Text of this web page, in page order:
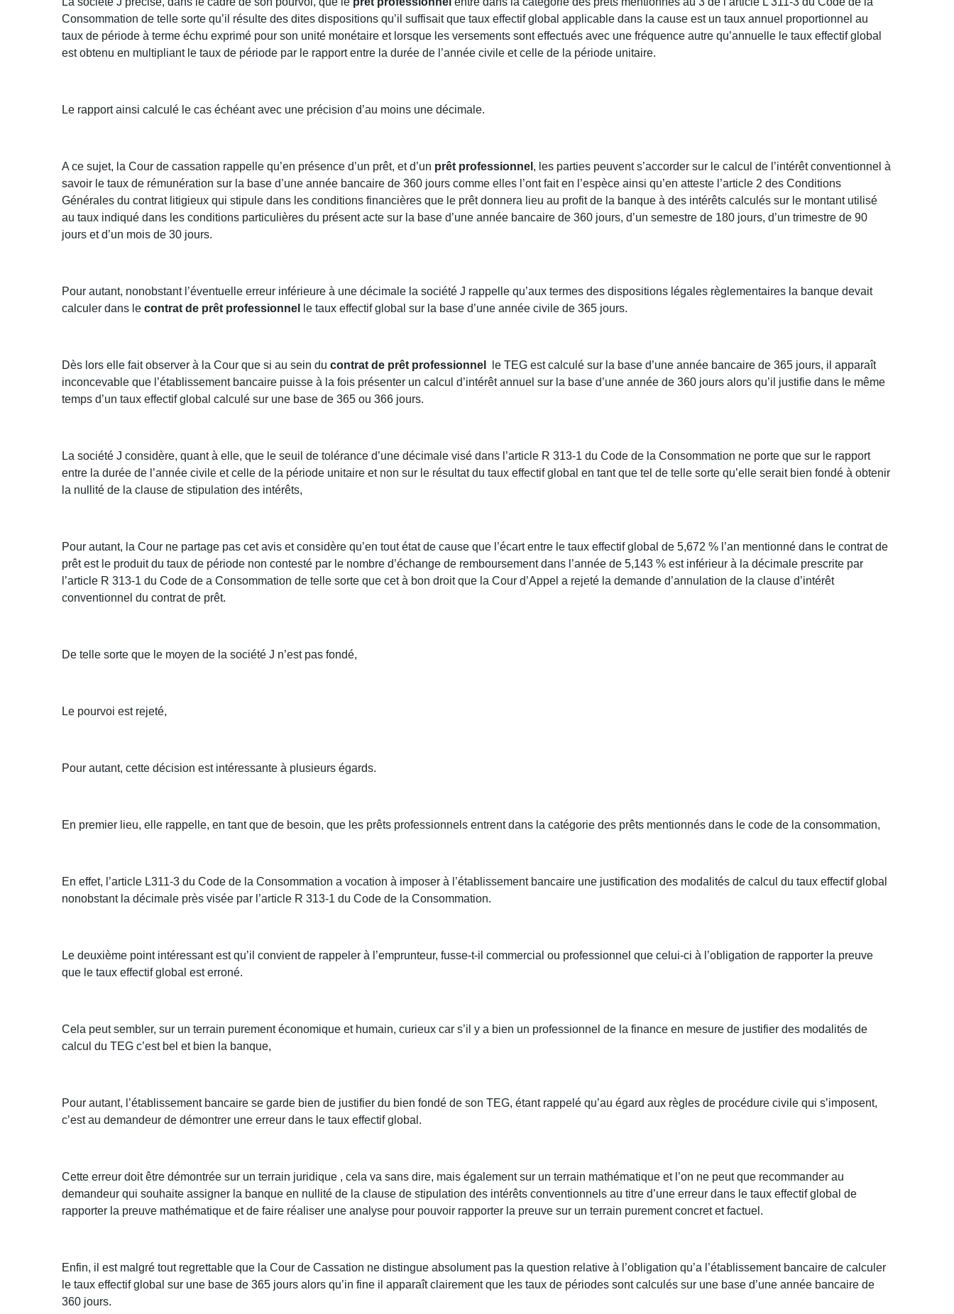
Consommation de telle sorte qu’il résulte des dites dispositions qu’il suffisait que taux effectif global applicable dans la cause est un taux annuel proportionnel au
taux de période à terme échu exprimé pour son unité monétaire et lorsque les versements sont effectués avec une fréquence autre qu’annuelle le taux effectif global
est obtenu en multipliant le taux de période par le rapport entre la durée de l’année civile et celle de la période unitaire.
Le rapport ainsi calculé le cas échéant avec une précision d’au moins une décimale.
A ce sujet, la Cour de cassation rappelle qu’en présence d’un prêt, et d’un prêt professionnel , les parties peuvent s’accorder sur le calcul de l’intérêt conventionnel à
savoir le taux de rémunération sur la base d’une année bancaire de 360 jours comme elles l’ont fait en l’espèce ainsi qu’en atteste l’article 2 des Conditions
Générales du contrat litigieux qui stipule dans les conditions financières que le prêt donnera lieu au profit de la banque à des intérêts calculés sur le montant utilisé
au taux indiqué dans les conditions particulières du présent acte sur la base d’une année bancaire de 360 jours, d’un semestre de 180 jours, d’un trimestre de 90
jours et d’un mois de 30 jours.
Pour autant, nonobstant l’éventuelle erreur inférieure à une décimale la société J rappelle qu’aux termes des dispositions légales règlementaires la banque devait
calculer dans lecontrat de prêt professionnel le taux effectif global sur la base d’une année civile de 365 jours.
Dès lors elle fait observer à la Cour que si au sein ducontrat de prêt professionnel
le TEG est calculé sur la base d’une année bancaire de 365 jours, il apparaît
inconcevable que l’établissement bancaire puisse à la fois présenter un calcul d’intérêt annuel sur la base d’une année de 360 jours alors qu’il justifie dans le même
temps d’un taux effectif global calculé sur une base de 365 ou 366 jours.
La société J considère, quant à elle, que le seuil de tolérance d’une décimale visé dans l’article R 313-1 du Code de la Consommation ne porte que sur le rapport
entre la durée de l’année civile et celle de la période unitaire et non sur le résultat du taux effectif global en tant que tel de telle sorte qu’elle serait bien fondé à obtenir
la nullité de la clause de stipulation des intérêts,
Pour autant, la Cour ne partage pas cet avis et considère qu’en tout état de cause que l’écart entre le taux effectif global de 5,672 % l’an mentionné dans le contrat de
prêt est le produit du taux de période non contesté par le nombre d’échange de remboursement dans l’année de 5,143 % est inférieur à la décimale prescrite par
l’article R 313-1 du Code de a Consommation de telle sorte que cet à bon droit que la Cour d’Appel a rejeté la demande d’annulation de la clause d’intérêt
conventionnel du contrat de prêt.
De telle sorte que le moyen de la société J n’est pas fondé,
Le pourvoi est rejeté,
Pour autant, cette décision est intéressante à plusieurs égards.
En premier lieu, elle rappelle, en tant que de besoin, que les prêts professionnels entrent dans la catégorie des prêts mentionnés dans le code de la consommation,
En effet, l’article L311-3 du Code de la Consommation a vocation à imposer à l’établissement bancaire une justification des modalités de calcul du taux effectif global
nonobstant la décimale près visée par l’article R 313-1 du Code de la Consommation.
Le deuxième point intéressant est qu’il convient de rappeler à l’emprunteur, fusse-t-il commercial ou professionnel que celui-ci à l’obligation de rapporter la preuve
que le taux effectif global est erroné.
Cela peut sembler, sur un terrain purement économique et humain, curieux car s’il y a bien un professionnel de la finance en mesure de justifier des modalités de
calcul du TEG c’est bel et bien la banque,
Pour autant, l’établissement bancaire se garde bien de justifier du bien fondé de son TEG, étant rappelé qu’au égard aux règles de procédure civile qui s’imposent,
c’est au demandeur de démontrer une erreur dans le taux effectif global.
Cette erreur doit être démontrée sur un terrain juridique , cela va sans dire, mais également sur un terrain mathématique et l’on ne peut que recommander au
demandeur qui souhaite assigner la banque en nullité de la clause de stipulation des intérêts conventionnels au titre d’une erreur dans le taux effectif global de
rapporter la preuve mathématique et de faire réaliser une analyse pour pouvoir rapporter la preuve sur un terrain purement concret et factuel.
Enfin, il est malgré tout regrettable que la Cour de Cassation ne distingue absolument pas la question relative à l’obligation qu’a l’établissement bancaire de calculer
le taux effectif global sur une base de 365 jours alors qu’in fine il apparaît clairement que les taux de périodes sont calculés sur une base d’une année bancaire de
360 jours.